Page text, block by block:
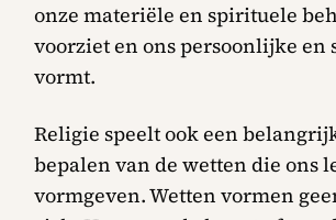
onze materiёle en spirituele
voorziet en ons persoonlijke en
vormt.
Religie speelt ook een
bepalen van de wetten die ons
vormgeven. Wetten vormen